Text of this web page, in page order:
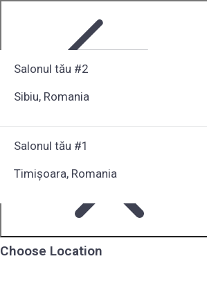
Choose Location
Salonul tău #2
Sibiu, Romania
Salonul tău #1
Timișoara, Romania